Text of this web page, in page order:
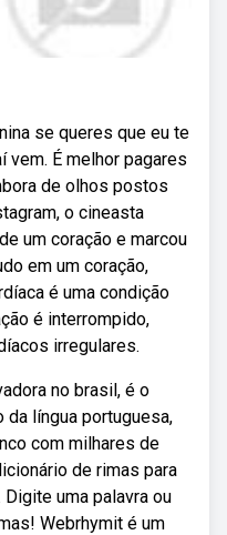
se queres que eu te
vem. É melhor pagares
de olhos postos
o cineasta
um coração e marcou
em um coração,
é uma condição
é interrompido,
irregulares.
no brasil, é o
língua portuguesa,
com milhares de
de rimas para
uma palavra ou
Webrhymit é um